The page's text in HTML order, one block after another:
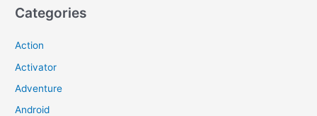
Categories
Action
Activator
Adventure
Android